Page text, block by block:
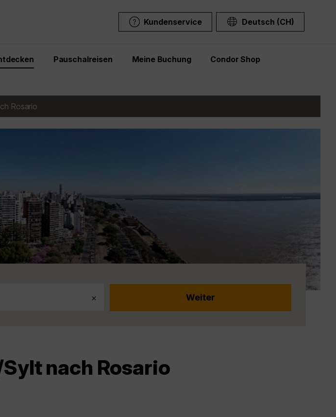
Kundenservice Deutsch (CH)
Pauschalreisen Meine Buchung Condor Shop
Rosario
nach Rosario